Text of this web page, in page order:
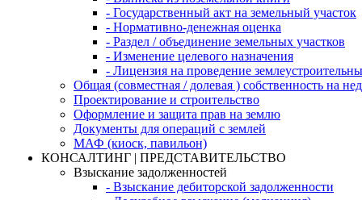
- Государственный акт на земельный участок
- Нормативно-денежная оценка
- Раздел / объединение земельных участков
- Изменение целевого назначения
- Лицензия на проведение
Общая (совместная / долевая ) собственность на
Проектирование и строительство
Оформление и защита прав на землю
Документы для операций с землей
МАФ (киоск, павильон)
КОНСАЛТИНГ | ПРЕДСТАВИТЕЛЬСТВО
Взыскание задолженностей
- Взыскание дебиторской задолженности